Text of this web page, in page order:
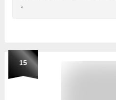
。
15